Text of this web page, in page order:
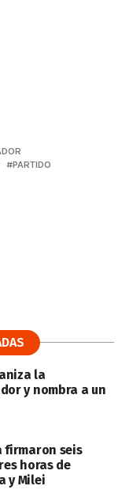
PARTIDO
la
y nombra a un
firmaron seis
horas de
y Milei